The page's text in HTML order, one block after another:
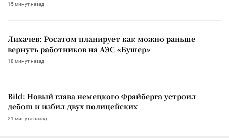
15 минут назад
Лихачев: Росатом планирует как можно раньше
вернуть работников на АЭС «Бушер»
18 минут назад
Bild: Новый глава немецкого Фрайберга устроил
дебош и избил двух полицейских
21 минута назад